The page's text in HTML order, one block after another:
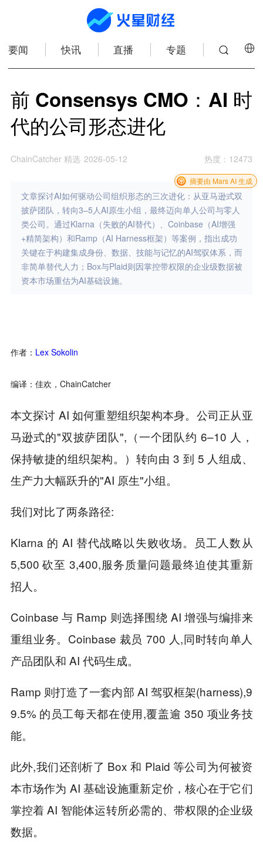
要闻 快讯 直播 专题
前 Consensys CMO：AI 时
代的公司形态进化
ChainCatcher 精选 2026-05-12 热度 ： 12473
文章探讨AI如何驱动公司组织形态的三次进化：从亚马逊式双
披萨团队，转向3–5人AI原生小组，最终迈向单人公司与零人
类公司。通过Klarna（失败的AI替代）、Coinbase（AI增强
+精简架构）和Ramp（AI Harness框架）等案例，指出成功
关键在于构建集成身份、数据、技能与记忆的AI驾驭体系，而
非简单替代人力；Box与Plaid则因掌控带权限的企业级数据被
资本市场重估为AI基础设施。
摘要由 Mars AI 生成
作者： Lex Sokolin
编译：佳欢，ChainCatcher
本文探讨 AI 如何重塑组织架构本身。公司正从亚
马逊式的"双披萨团队",（一个团队约 6–10 人，
保持敏捷的组织架构。） 转向由 3 到 5 人组成、
生产力大幅跃升的"AI 原生"小组。
我们对比了两条路径:
Klarna 的 AI 替代战略以失败收场。员工人数从
5,500 砍至 3,400,服务质量问题最终迫使其重新
招人。
Coinbase 与 Ramp 则选择围绕 AI 增强与编排来
重组业务。Coinbase 裁员 700 人,同时转向单人
产品团队和 AI 代码生成。
Ramp 则打造了一套内部 AI 驾驭框架(harness),9
9.5% 的员工每天都在使用,覆盖逾 350 项业务技
能。
此外,我们还剖析了 Box 和 Plaid 等公司为何被资
本市场作为 AI 基础设施重新定价，核心在于它们
掌控着 AI 智能体运转所必需的、带权限的企业级
数据。